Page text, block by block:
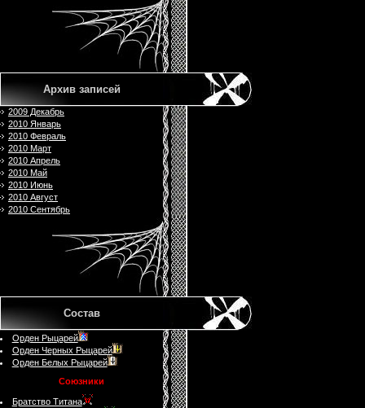
Архив записей
2009 Декабрь
2010 Январь
2010 Февраль
2010 Март
2010 Апрель
2010 Май
2010 Июнь
2010 Август
2010 Сентябрь
Состав
Орден Рыцарей
Орден Черных Рыцарей
Орден Белых Рыцарей
Союзники
Братство Титана